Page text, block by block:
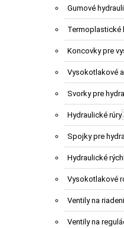
Gumové
Termoplastické
Koncovky pre
Vysokotlakové
Svorky pre
Hydraulické rúry
Spojky pre
Hydraulické
Vysokotlakové
Ventily na
Ventily na